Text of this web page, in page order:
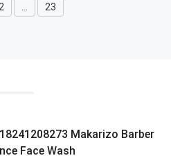
Page
2 Page
23
Makarizo Barber
Face Wash